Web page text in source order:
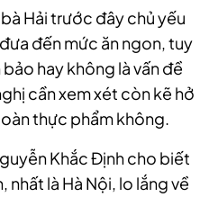
Hải trước đây chủ yếu
đến mức ăn ngon, tuy
hay không là vấn đề
cần xem xét còn kẽ hở
thực phẩm không.
Khắc Định cho biết
là Hà Nội, lo lắng về